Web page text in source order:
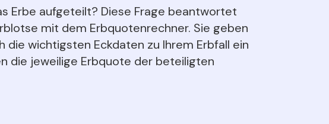
Erbe aufgeteilt? Diese Frage beantwortet
mit dem Erbquotenrechner. Sie geben
die wichtigsten Eckdaten zu Ihrem Erbfall ein
die jeweilige Erbquote der beteiligten